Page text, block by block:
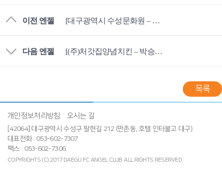
이전 엔젤 [대구광역시 수성문화원 – 윤종현 엔젤님]
다음 엔젤 [(주)처갓집양념치킨 – 박승환 엔젤님]
목록
개인정보처리방침 오시는 길
[42064] 대구광역시 수성구 팔현길 212 (만촌동, 호텔 인터불고 대구)
대표전화 : 053-602-7307
팩스 : 053-602-7306
COPYRIGHTS (C) 2017 DAEGU FC ANGEL CLUB. ALL RIGHTS RESERVED.